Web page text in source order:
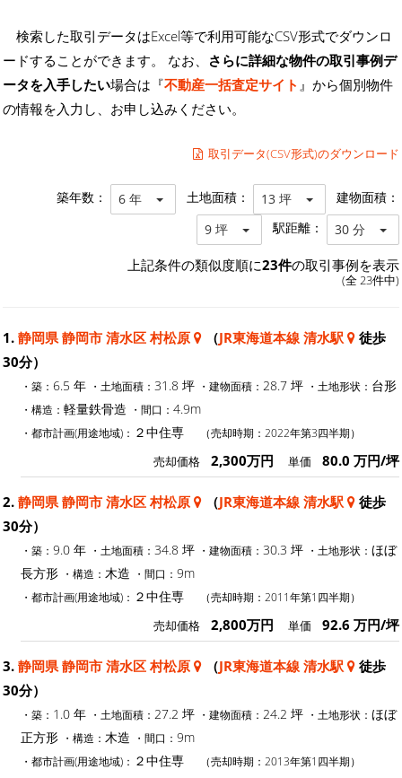
検索した取引データはExcel等で利用可能なCSV形式でダウンロ
ードすることができます。 なお、 さらに詳細な物件の取引事例デ
ータを入手したい場合は『不動産一括査定サイト 』から個別物件
の情報を入力し、お申し込みください。
取引データ(CSV形式)のダウンロード
築年数： 6 年 土地面積： 13 坪 建物面積：
9 坪 駅距離： 30 分
上記条件の類似度順に23件の取引事例を表示
(全 23件中)
1. 静岡県 静岡市 清水区 村松原 （JR東海道本線 清水駅
徒歩
30分）
・築： 6.5 年 ・土地面積： 31.8 坪 ・建物面積： 28.7 坪 ・土地形状： 台形
・構造： 軽量鉄骨造 ・間口： 4.9m
・都市計画(用途地域)： ２中住専 （売却時期：2022年第3四半期）
売却価格 2,300万円 単価 80.0 万円/坪
2. 静岡県 静岡市 清水区 村松原 （JR東海道本線 清水駅
徒歩
30分）
・築： 9.0 年 ・土地面積： 34.8 坪 ・建物面積： 30.3 坪 ・土地形状： ほぼ
長方形 ・構造： 木造 ・間口： 9m
・都市計画(用途地域)： ２中住専 （売却時期：2011年第1四半期）
売却価格 2,800万円 単価 92.6 万円/坪
3. 静岡県 静岡市 清水区 村松原 （JR東海道本線 清水駅
徒歩
30分）
・築： 1.0 年 ・土地面積： 27.2 坪 ・建物面積： 24.2 坪 ・土地形状： ほぼ
正方形 ・構造： 木造 ・間口： 9m
・都市計画(用途地域)： ２中住専 （売却時期：2013年第1四半期）